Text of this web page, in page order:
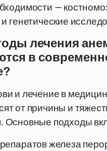
—
генетические
лечения
в
и лечение в
от причины и
Основные подходы
железа